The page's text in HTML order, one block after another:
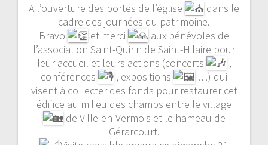
A l’ouverture des portes de l’église
dans le
cadre des journées du patrimoine.
Bravo
et merci
aux bénévoles de
l’association Saint-Quirin de Saint-Hilaire pour
leur accueil et leurs actions (concerts
,
conférences
, expositions
…) qui
visent à collecter des fonds pour restaurer cet
édifice au milieu des champs entre le village
de Ville-en-Vermois et le hameau de
Gérarcourt.